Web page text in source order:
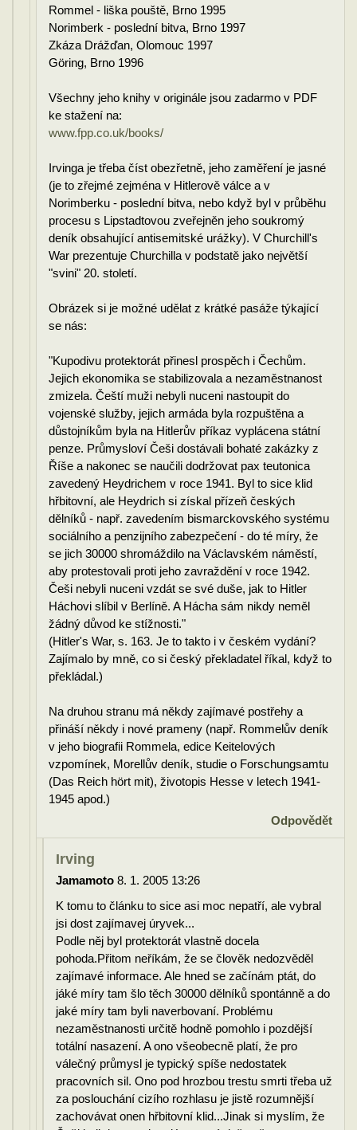
Rommel - liška pouště, Brno 1995
Norimberk - poslední bitva, Brno 1997
Zkáza Drážďan, Olomouc 1997
Göring, Brno 1996
Všechny jeho knihy v originále jsou zadarmo v PDF
ke stažení na:
www.fpp.co.uk/books/
Irvinga je třeba číst obezřetně, jeho zaměření je jasné
(je to zřejmé zejména v Hitlerově válce a v
Norimberku - poslední bitva, nebo když byl v průběhu
procesu s Lipstadtovou zveřejněn jeho soukromý
deník obsahující antisemitské urážky). V Churchill's
War prezentuje Churchilla v podstatě jako největší
"svini" 20. století.
Obrázek si je možné udělat z krátké pasáže týkající
se nás:
"Kupodivu protektorát přinesl prospěch i Čechům.
Jejich ekonomika se stabilizovala a nezaměstnanost
zmizela. Čeští muži nebyli nuceni nastoupit do
vojenské služby, jejich armáda byla rozpuštěna a
důstojníkům byla na Hitlerův příkaz vyplácena státní
penze. Průmysloví Češi dostávali bohaté zakázky z
Říše a nakonec se naučili dodržovat pax teutonica
zavedený Heydrichem v roce 1941. Byl to sice klid
hřbitovní, ale Heydrich si získal přízeň českých
dělníků - např. zavedením bismarckovského systému
sociálního a penzijního zabezpečení - do té míry, že
se jich 30000 shromáždilo na Václavském náměstí,
aby protestovali proti jeho zavraždění v roce 1942.
Češi nebyli nuceni vzdát se své duše, jak to Hitler
Háchovi slíbil v Berlíně. A Hácha sám nikdy neměl
žádný důvod ke stížnosti."
(Hitler's War, s. 163. Je to takto i v českém vydání?
Zajímalo by mně, co si český překladatel říkal, když to
překládal.)
Na druhou stranu má někdy zajímavé postřehy a
přináší někdy i nové prameny (např. Rommelův deník
v jeho biografii Rommela, edice Keitelových
vzpomínek, Morellův deník, studie o Forschungsamtu
(Das Reich hört mit), životopis Hesse v letech 1941-
1945 apod.)
Odpovědět
Irving
Jamamoto 8. 1. 2005 13:26
K tomu to článku to sice asi moc nepatří, ale vybral
jsi dost zajímavej úryvek...
Podle něj byl protektorát vlastně docela
pohoda.Přitom neříkám, že se člověk nedozvěděl
zajímavé informace. Ale hned se začínám ptát, do
jáké míry tam šlo těch 30000 dělníků spontánně a do
jaké míry tam byli naverbovaní. Problému
nezaměstnanosti určitě hodně pomohlo i pozdější
totální nasazení. A ono všeobecně platí, že pro
válečný průmysl je typický spíše nedostatek
pracovních sil. Ono pod hrozbou trestu smrti třeba už
za poslouchání cizího rozhlasu je jistě rozumnější
zachovávat onen hřbitovní klid...Jinak si myslím, že